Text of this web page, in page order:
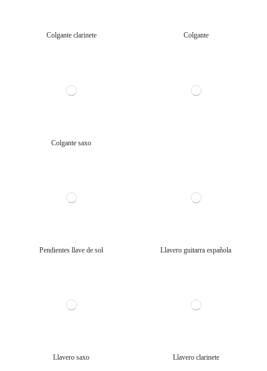
Colgante clarinete Colgante
Colgante saxo
Pendientes llave de sol Llavero guitarra española
Llavero saxo Llavero clarinete